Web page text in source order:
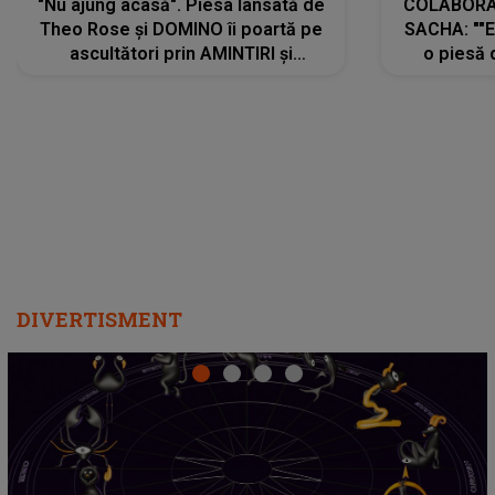
"Nu ajung acasă". Piesa lansată de
Theo Rose și DOMINO îi poartă pe
ascultători prin AMINTIRI și
SACHA:
o piesă
DIVERTISMENT